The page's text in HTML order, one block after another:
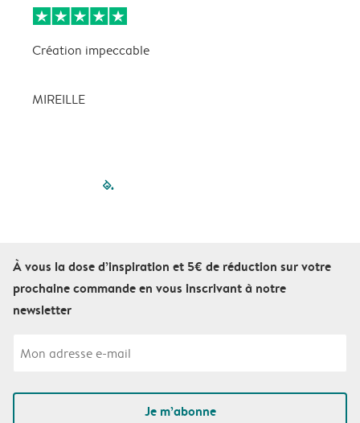
Création impeccable
MIREILLE
filled-pagination
À vous la dose d’inspiration et 5€ de réduction sur votre
prochaine commande en vous inscrivant à notre
newsletter
Je m’abonne